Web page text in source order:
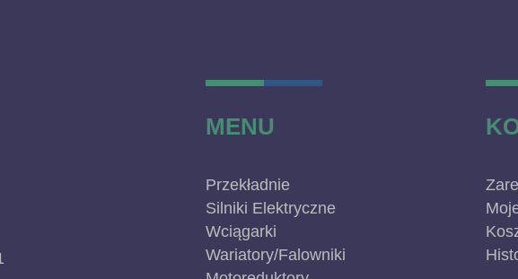
MENU
Przekładnie
Silniki Elektryczne
Wciągarki
Wariatory/Falowniki